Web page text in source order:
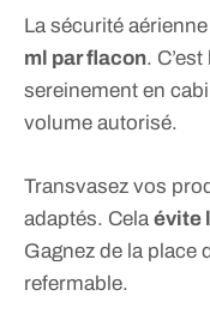
La sécurité
ml par flacon.
sereinement en
volume autorisé.
Transvasez vos
adaptés. Cela évite
Gagnez de la place
refermable.